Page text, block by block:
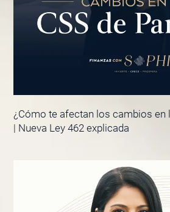
¿Cómo te afectan los cambios en
| Nueva Ley 462 explicada